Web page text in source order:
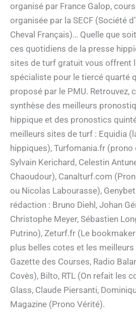
organisé par France Galop,
organisée par la SECF (Société
Cheval Français)… Quelle que
ces quotidiens de la presse
sites de turf gratuit vous offrent
spécialiste pour le tiercé quarté
proposé par le PMU. Retrouvez,
synthèse des meilleurs
hippique et des pronostics
meilleurs sites de turf : Equidia
hippiques), Turfomania.fr (prono
Sylvain Kerichard, Celestin
Chaoudour), Canalturf.com
ou Nicolas Labourasse),
rédaction : Bruno Diehl, Johan
Christophe Meyer, Sébastien
Putrino), Zeturf.fr (Le
plus belles cotes et les
Gazette des Courses, Radio
Covès), Bilto, RTL (On refait les
Glass, Claude Piersanti,
Magazine (Prono Vérité).